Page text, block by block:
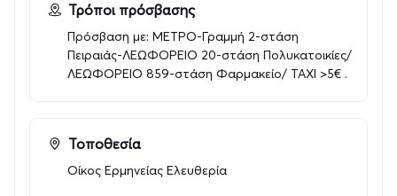
Τρόποι πρόσβασης
Πρόσβαση με: ΜΕΤΡΟ-Γραμμή 2-στάση
Πειραιάς-ΛΕΩΦΟΡΕΙΟ 20-στάση Πολυκατοικίες/
ΛΕΩΦΟΡΕΙΟ 859-στάση Φαρμακείο/ ΤΑΧΙ >5€ .
Τοποθεσία
Οίκος Ερμηνείας Ελευθερία